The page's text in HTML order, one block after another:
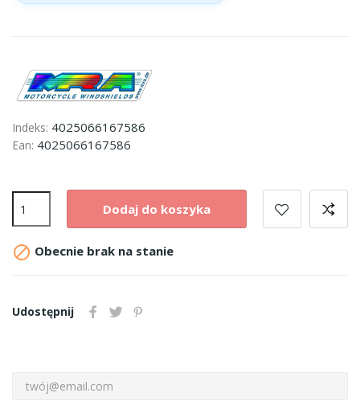
Indeks: 4025066167586
Ean: 4025066167586
Dodaj do koszyka
 Obecnie brak na stanie
Udostępnij